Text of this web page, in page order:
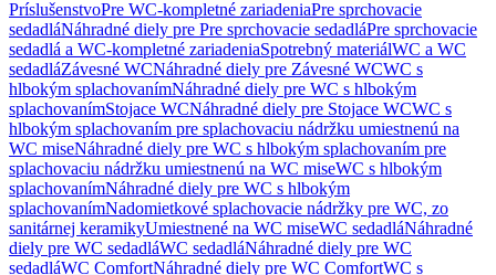
PríslušenstvoPre WC-kompletné zariadeniaPre sprchovacie
sedadláNáhradné diely pre Pre sprchovacie sedadláPre sprchovacie
sedadlá a WC-kompletné zariadeniaSpotrebný materiálWC a WC
sedadláZávesné WCNáhradné diely pre Závesné WCWC s
hlbokým splachovanímNáhradné diely pre WC s hlbokým
splachovanímStojace WCNáhradné diely pre Stojace WCWC s
hlbokým splachovaním pre splachovaciu nádržku umiestnenú na
WC miseNáhradné diely pre WC s hlbokým splachovaním pre
splachovaciu nádržku umiestnenú na WC miseWC s hlbokým
splachovanímNáhradné diely pre WC s hlbokým
splachovanímNadomietkové splachovacie nádržky pre WC, zo
sanitárnej keramikyUmiestnené na WC miseWC sedadláNáhradné
diely pre WC sedadláWC sedadláNáhradné diely pre WC
sedadláWC ComfortNáhradné diely pre WC ComfortWC s